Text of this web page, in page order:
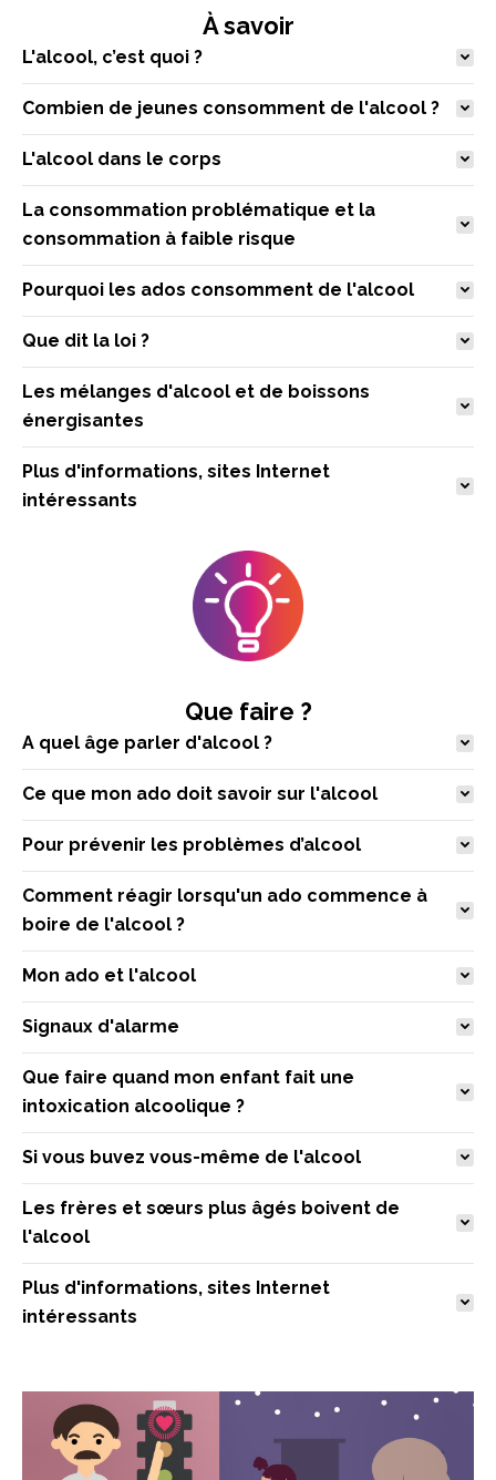
À savoir
L'alcool, c’est quoi ?
Combien de jeunes consomment de l'alcool ?
L'alcool dans le corps
La consommation problématique et la
consommation à faible risque
Pourquoi les ados consomment de l'alcool
Que dit la loi ?
Les mélanges d'alcool et de boissons
énergisantes
Plus d'informations, sites Internet
intéressants
Que faire ?
A quel âge parler d'alcool ?
Ce que mon ado doit savoir sur l'alcool
Pour prévenir les problèmes d’alcool
Comment réagir lorsqu'un ado commence à
boire de l'alcool ?
Mon ado et l'alcool
Signaux d'alarme
Que faire quand mon enfant fait une
intoxication alcoolique ?
Si vous buvez vous-même de l'alcool
Les frères et sœurs plus âgés boivent de
l'alcool
Plus d'informations, sites Internet
intéressants